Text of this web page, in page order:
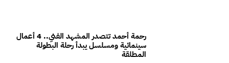
رحمة أحمد تتصدر المشهد الفني.. 4 أعمال
سينمائية ومسلسل يبدأ رحلة البطولة
المطلقة